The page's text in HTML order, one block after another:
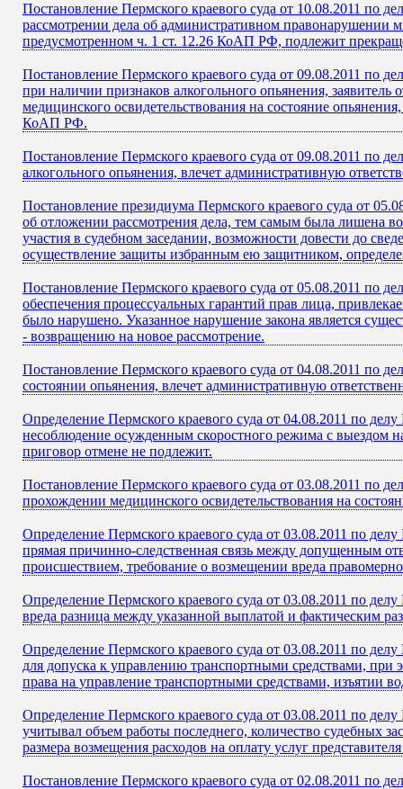
Постановление Пермского краевого суда от 10.08.2011 по
рассмотрении дела об административном правонарушении
предусмотренном ч. 1 ст. 12.26 КоАП РФ, подлежит
Постановление Пермского краевого суда от 09.08.2011 по
при наличии признаков алкогольного опьянения,
медицинского освидетельствования на состояние
КоАП РФ.
Постановление Пермского краевого суда от 09.08.2011 по
алкогольного опьянения, влечет административную
Постановление президиума Пермского краевого суда от
об отложении рассмотрения дела, тем самым была лишена
участия в судебном заседании, возможности довести до
осуществление защиты избранным ею защитником,
Постановление Пермского краевого суда от 05.08.2011 по
обеспечения процессуальных гарантий прав лица,
было нарушено. Указанное нарушение закона является
- возвращению на новое рассмотрение.
Постановление Пермского краевого суда от 04.08.2011 по
состоянии опьянения, влечет административную
Определение Пермского краевого суда от 04.08.2011 по
несоблюдение осужденным скоростного режима с выездом
приговор отмене не подлежит.
Постановление Пермского краевого суда от 03.08.2011 по
прохождении медицинского освидетельствования на
Определение Пермского краевого суда от 03.08.2011 по
прямая причинно-следственная связь между допущенным
происшествием, требование о возмещении вреда
Определение Пермского краевого суда от 03.08.2011 по
вреда разница между указанной выплатой и фактическим
Определение Пермского краевого суда от 03.08.2011 по
для допуска к управлению транспортными средствами, при
права на управление транспортными средствами, изъятии
Определение Пермского краевого суда от 03.08.2011 по
учитывал объем работы последнего, количество судебных
размера возмещения расходов на оплату услуг
Постановление Пермского краевого суда от 02.08.2011 по